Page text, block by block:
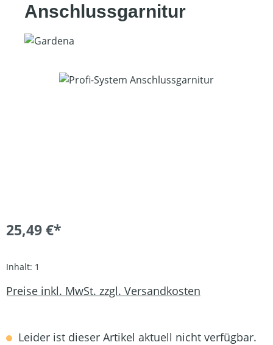
Anschlussgarnitur
Bildergalerie überspringen
25,49 €*
Inhalt: 1
Preise inkl. MwSt. zzgl. Versandkosten
Leider ist dieser Artikel aktuell nicht verfügbar.